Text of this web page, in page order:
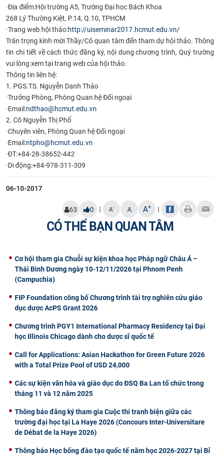
·Địa điểm:Hội trường A5, Trường Đại học Bách Khoa
268 Lý Thường Kiệt, P.14, Q.10, TPHCM
·Trang web hội thảo:http://uiseminar2017.hcmut.edu.vn/
Trân trọng kính mời Thầy/Cô quan tâm đến tham dự hội thảo. Thông
tin chi tiết về cách thức đăng ký, nội dung chương trình, Quý trường
vui lòng xem tại trang web của hội thảo.
Thông tin liên hệ:
1. PGS.TS. Nguyễn Danh Thảo
·Trưởng Phòng, Phòng Quan hệ Đối ngoại
·Email:ndthao@hcmut.edu.vn
2. Cô Nguyễn Thị Phổ
·Chuyên viên, Phòng Quan hệ Đối ngoại
·Email:ntpho@hcmut.edu.vn
·ĐT:+84-28-38652-442
·Di động:+84-978-311-309
06-10-2017
63 0 | A- A A+ |
CÓ THỂ BẠN QUAN TÂM
Cơ hội tham gia Chuỗi sự kiện khoa học Pháp ngữ Châu Á –
Thái Bình Dương ngày 10-12/11/2026 tại Phnom Penh
(Campuchia)
FIP Foundation công bố Chương trình tài trợ nghiên cứu giáo
dục dược AcPS Grant 2026
Chương trình PGY1 International Pharmacy Residency tại Đại
học Illinois Chicago dành cho dược sĩ quốc tế
Call for Applications: Asian Hackathon for Green Future 2026
with a Total Prize Pool of USD 24,000
Các sự kiện văn hóa và giáo dục do ĐSQ Ba Lan tổ chức trong
tháng 11 và 12 năm 2025
Thông báo đăng ký tham gia Cuộc thi tranh biện giữa các
trường đại học tại La Haye 2026 (Concours Inter-Universitare
de Débat de la Haye 2026)
Thông báo Học bổng đào tạo quốc tế năm học 2026-2027 tại Bỉ